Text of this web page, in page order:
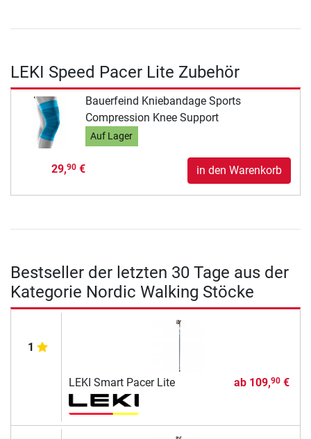
LEKI Speed Pacer Lite Zubehör
Bauerfeind Kniebandage Sports
Compression Knee Support
Auf Lager
29,90€ in den Warenkorb
Bestseller der letzten 30 Tage aus der
Kategorie Nordic Walking Stöcke
1
LEKI Smart Pacer Lite ab 109,90€